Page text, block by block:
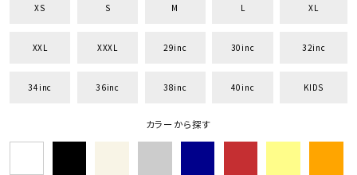
XS S M L XL
XXL XXXL 29inc 30inc 32inc
34inc 36inc 38inc 40inc KIDS
カラーから探す